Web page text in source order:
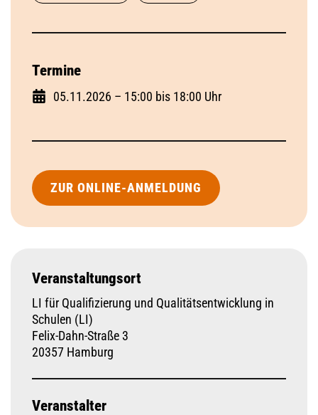
Termine
05.11.2026 – 15:00 bis 18:00 Uhr
ZUR ONLINE-ANMELDUNG
Veranstaltungsort
LI für Qualifizierung und Qualitätsentwicklung in
Schulen (LI)
Felix-Dahn-Straße 3
20357 Hamburg
Veranstalter